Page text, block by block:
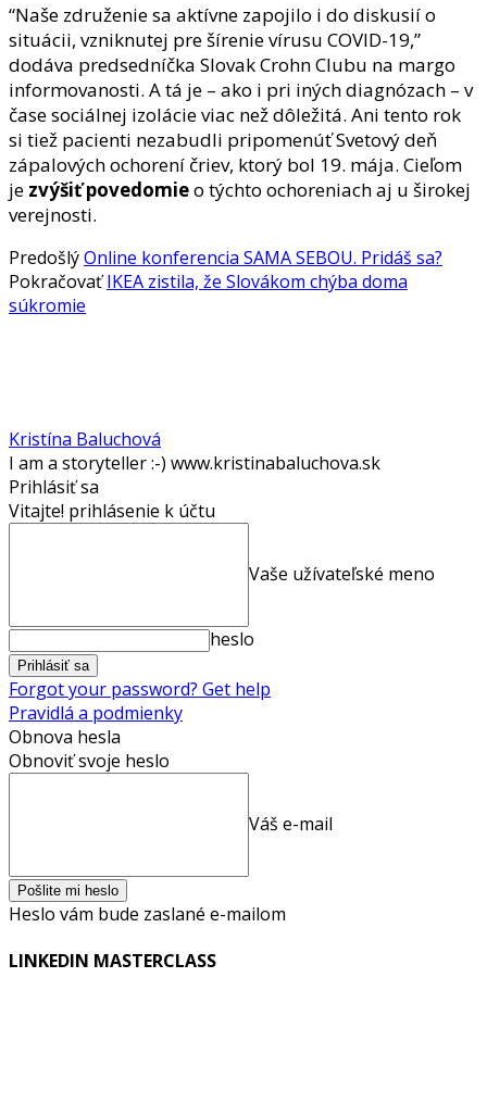
“Naše združenie sa aktívne zapojilo i do diskusií o
situácii, vzniknutej pre šírenie vírusu COVID-19,”
dodáva predsedníčka Slovak Crohn Clubu na margo
informovanosti. A tá je – ako i pri iných diagnózach – v
čase sociálnej izolácie viac než dôležitá. Ani tento rok
si tiež pacienti nezabudli pripomenúť Svetový deň
zápalových ochorení čriev, ktorý bol 19. mája. Cieľom
je zvýšiť povedomieo týchto ochoreniach aj u širokej
verejnosti.
PredošlýOnline konferencia SAMA SEBOU. Pridáš sa?
Pokračovať IKEA zistila, že Slovákom chýba doma
súkromie
Kristína Baluchová
I am a storyteller :-) www.kristinabaluchova.sk
Prihlásiť sa
Vitajte! prihlásenie k účtu
Vaše užívateľské meno
heslo
Forgot your password? Get help
Pravidlá a podmienky
Obnova hesla
Obnoviť svoje heslo
Váš e-mail
Heslo vám bude zaslané e-mailom
LINKEDIN MASTERCLASS